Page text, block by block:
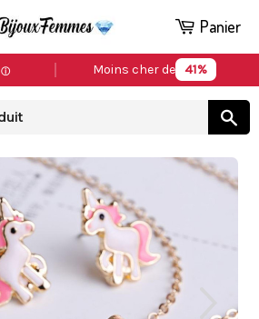
ⓘ Moins cher de 41%
Panier